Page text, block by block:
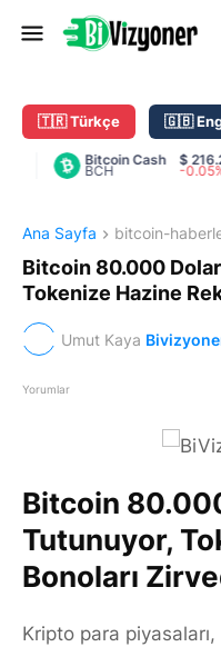
🇹🇷 Türkçe 🇬🇧
Bitcoin Cash
BCH
$ 216.23
-0.05%
Ana Sayfa bitcoin-
Bitcoin 80.000
Tokenize Hazine
Umut Kaya
Yorumlar
Bitcoin
Tutunuyor,
Bonoları
Kripto para